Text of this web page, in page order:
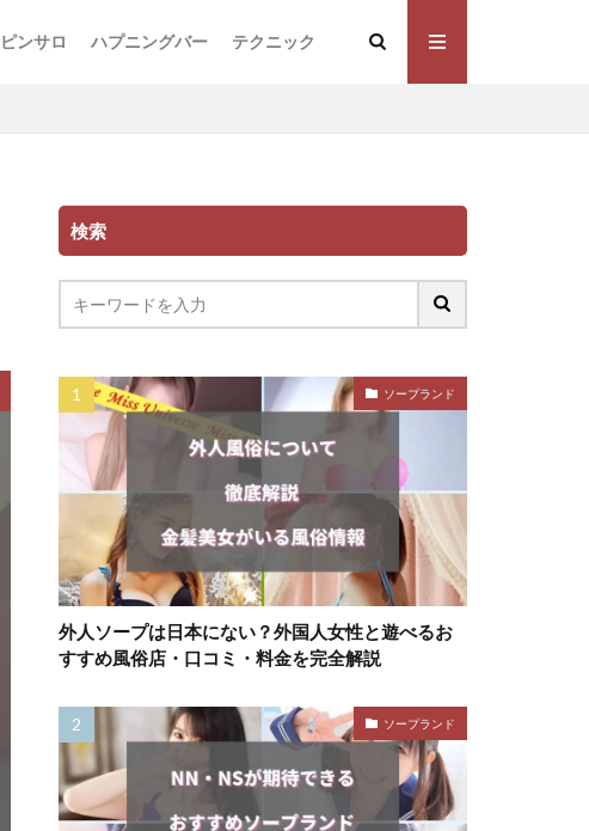
ピンサロ ハプニングバー テクニック
検索
ソープランド
外人ソープは日本にない？外国人女性と遊べるお
すすめ風俗店・口コミ・料金を完全解説
ソープランド